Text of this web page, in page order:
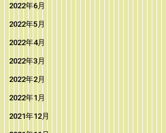
2022年6月
2022年5月
2022年4月
2022年3月
2022年2月
2022年1月
2021年12月